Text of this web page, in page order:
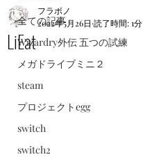
全ての記事
Wizardry外伝 五つの試練
メガドライブミニ２
steam
プロジェクトegg
switch
switch2
LiEat
フラボノ
2022年5月26日 読了時間: 1分